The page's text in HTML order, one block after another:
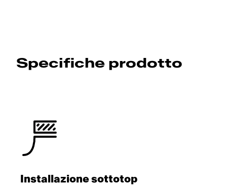
Specifiche prodotto
Installazione sottotop